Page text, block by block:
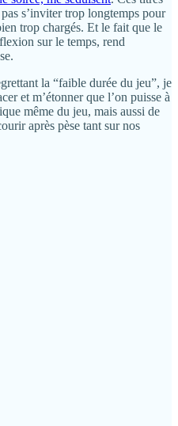
s’inviter trop longtemps pour
trop chargés. Et le fait que le
sur le temps, rend
la “faible durée du jeu”, je
et m’étonner que l’on puisse à
même du jeu, mais aussi de
après pèse tant sur nos